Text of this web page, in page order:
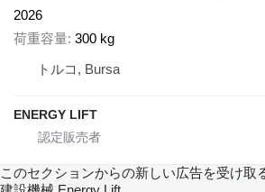
2026
荷重容量 300 kg
トルコ, Bursa
ENERGY LIFT
このセクションからの新しい広告を受け取